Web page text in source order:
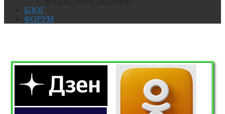
БЛОГ
ФОРУМ